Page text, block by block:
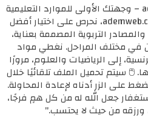
🎓 مرحبًا بك في ademweb.com – وجهتك الأولى للموارد التعليمية
المجانية والمميزة! 📚 في ademweb.com، نحرص على اختيار أفضل
التربوية المصممة بعناية،
في مختلف المراحل. نغطي مواد
إلى الرياضيات والعلوم، مرورًا
🖱️ سيتم تحميل الملف تلقائيًا خلال
على الزر أدناه لإعادة المحاولة.
جعل الله له من كل همٍ فرجًا،
من حيث لا يحتسب."